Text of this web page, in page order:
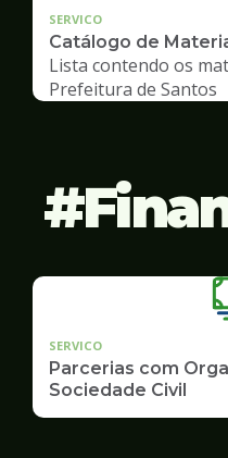
SERVICO
Catálogo de
Lista contendo os
Prefeitura de Santos
SERVICO
Parcerias com
Sociedade Civil